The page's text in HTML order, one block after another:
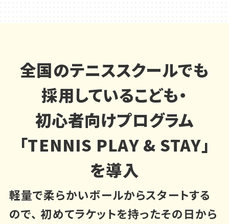
全国のテニススクールでも
採用しているこども・
初心者向けプログラム
「TENNIS PLAY & STAY」
を導入
軽量で柔らかいボールからスタートする
ので、 初めてラケットを持ったその日から